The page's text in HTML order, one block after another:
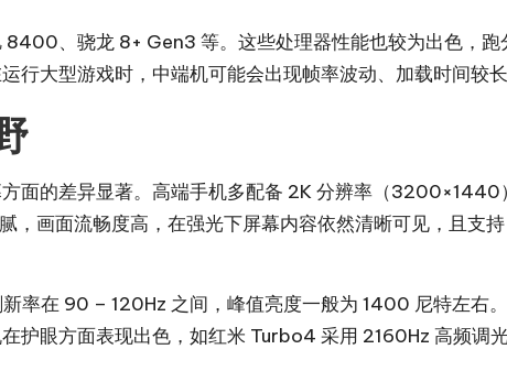
、骁龙 8+ Gen3 等。这些处理器性能也较为出色，
行大型游戏时，中端机可能会出现帧率波动、加载时间较长
面的差异显著。高端手机多配备 2K 分辨率（
画面流畅度高，在强光下屏幕内容依然清晰可见，且支
率在 90 – 120Hz 之间，峰值亮度一般为 1400 尼特左右
护眼方面表现出色，如红米 Turbo4 采用 2160Hz 高频调